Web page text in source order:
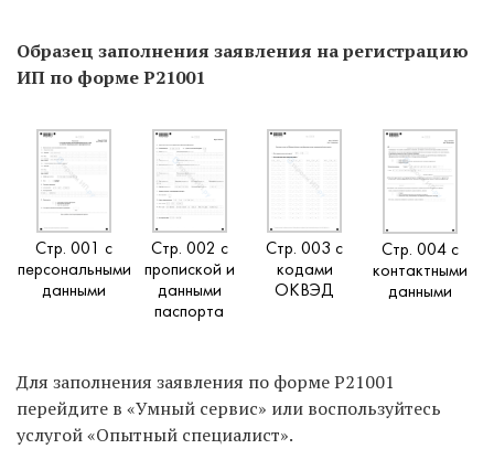
Образец заполнения заявления на регистрацию
ИП по форме Р21001
Стр. 001 с
персональными
данными
Стр. 002 с
пропиской и
данными
паспорта
Стр. 003 с
кодами
ОКВЭД
Стр. 004 с
контактными
данными
Для заполнения заявления по форме Р21001
перейдите в «Умный сервис» или воспользуйтесь
услугой «Опытный специалист».